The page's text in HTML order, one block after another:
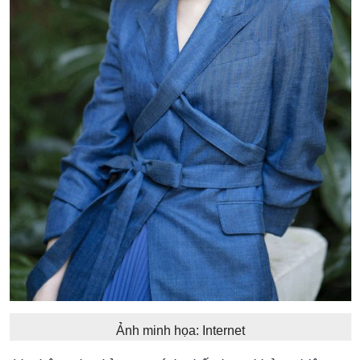
Ảnh minh họa: Internet